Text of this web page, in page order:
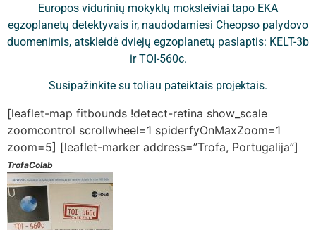
Europos vidurinių mokyklų moksleiviai tapo EKA
egzoplanetų detektyvais ir, naudodamiesi Cheopso palydovo
duomenimis, atskleidė dviejų egzoplanetų paslaptis: KELT-3b
ir TOI-560c.
Susipažinkite su toliau pateiktais projektais.
[leaflet-map fitbounds !detect-retina show_scale
zoomcontrol scrollwheel=1 spiderfyOnMaxZoom=1
zoom=5] [leaflet-marker address=”Trofa, Portugalija”]
TrofaColab